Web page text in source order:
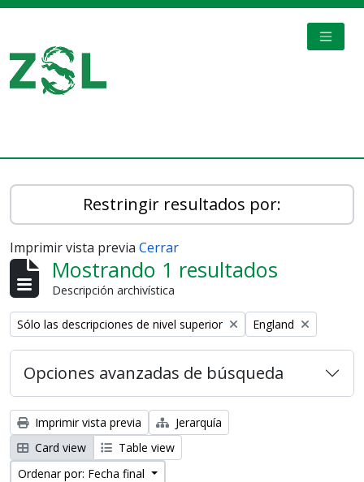
Restringir resultados por:
Imprimir vista previa Cerrar
Mostrando 1 resultados
Descripción archivística
Remove filter:
Sólo las descripciones de nivel superior Remove filter:
England
Opciones avanzadas de búsqueda
Imprimir vista previa
Jerarquía
Card view
Table view
Ordenar por: Fecha final